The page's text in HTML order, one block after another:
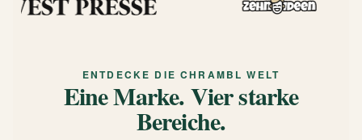
ENTDECKE DIE CHRAMBL WELT
Eine Marke. Vier starke
Bereiche.